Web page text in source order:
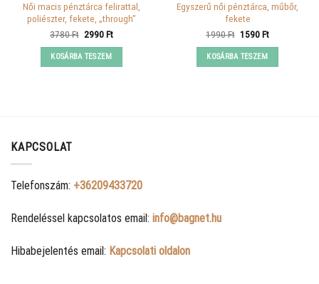
Női macis pénztárca felirattal,
poliészter, fekete, „through”
3780Ft Original
was:
3780 Ft.
2990FtCurrent
KOSÁRBA TESZEM
Egyszerű női pénztárca, műbőr,
fekete
1990Ft Original
was:
1990 Ft.
1590FtCurrent
KOSÁRBA TESZEM
KAPCSOLAT
Telefonszám: +36209433720
Rendeléssel kapcsolatos email: info@bagnet.hu
Hibabejelentés email: Kapcsolati oldalon